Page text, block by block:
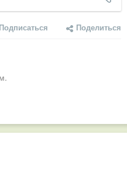
Подписаться Поделиться